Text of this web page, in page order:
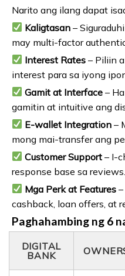
Narito ang ilang dapat
Kaligtasan –
may multi-factor
Interest Rates – Piliin
interest para sa iyong
Gamit at Interface –
gamitin at intuitive ang
E-wallet Integration –
mong mai-transfer ang
Customer Support – I-
response base sa reviews.
Mga Perk at Features
cashback, loan offers, at
Paghahambing ng 6
DIGITAL
BANK